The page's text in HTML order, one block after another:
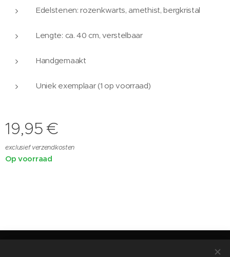
Edelstenen: rozenkwarts, amethist, bergkristal
Lengte: ca. 40 cm, verstelbaar
Handgemaakt
Uniek exemplaar (1 op voorraad)
19,95 €
exclusief verzendkosten
Op voorraad